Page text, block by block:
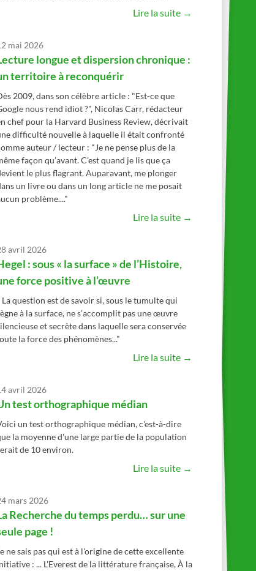
Lire la suite →
mai 2026
longue et dispersion chronique :
territoire à reconquérir
2009, dans son célèbre article : "Est-ce que
nous rend idiot ?", Nicolas Carr, rédacteur
chef pour la Harvard Business Review, décrivait
difficulté nouvelle à laquelle il était confronté
auteur / lecteur : "Je ne pense plus de la
façon qu’avant. C’est quand je lis que ça
le plus flagrant. Auparavant, me plonger
un livre ou dans un long article ne me posait
problème...."
Lire la suite →
avril 2026
: sous « la surface » de l’Histoire,
force positive à l’œuvre
La question est de savoir si, sous le tumulte qui
à la surface, ne s’accomplit pas une œuvre
et secrète dans laquelle sera conservée
la force des phénomènes..."
Lire la suite →
avril 2026
test orthographique médian
un test orthographique médian, c'est-à-dire
la moyenne d'une large partie de la population
de 10 environ.
Lire la suite →
mars 2026
Recherche du temps perdu… sur une
page !
ne sais pas qui est à l'origine de cette excellente
: ... L'Everest de la littérature française, À la